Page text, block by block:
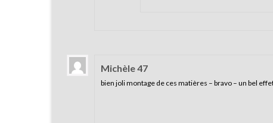
Michèle 47
bien joli montage de ces matières – bravo – un bel